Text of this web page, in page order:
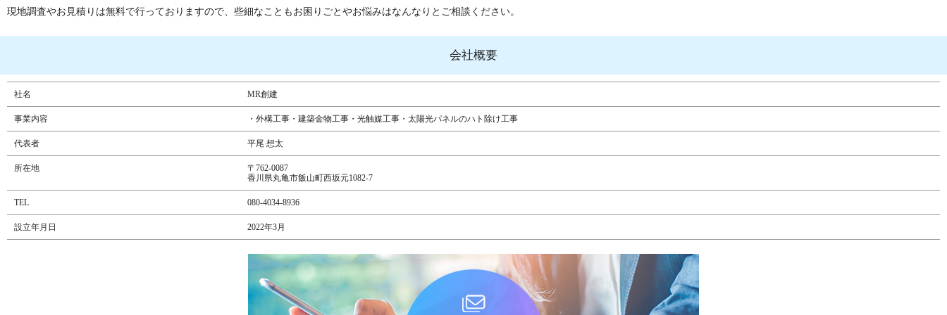
現地調査やお見積りは無料で行っておりますので、些細なこともお困りごとやお悩みはなんなりとご相談ください。
会社概要
社名 MR創建
事業内容 ・外構工事・建築金物工事・光触媒工事・太陽光パネルのハト除け工事
代表者 平尾 想太
所在地
〒762-0087
香川県丸亀市飯山町西坂元1082-7
TEL 080-4034-8936
設立年月日 2022年3月